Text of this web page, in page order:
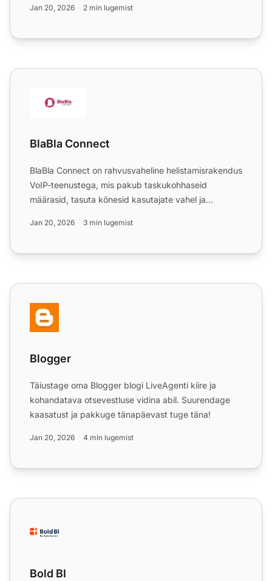
Jan 20, 2026 2 min lugemist
BlaBla Connect
BlaBla Connect
BlaBla Connect on rahvusvaheline helistamisrakendus
VoIP-teenustega, mis pakub taskukohhaseid
määrasid, tasuta kõnesid kasutajate vahel ja
Jan 20, 2026 3 min lugemist
Blogger
Blogger
Täiustage oma Blogger blogi LiveAgenti kiire ja
kohandatava otsevestluse vidina abil. Suurendage
kaasatust ja pakkuge tänapäevast tuge täna!
Jan 20, 2026 4 min lugemist
Bold BI
Bold BI